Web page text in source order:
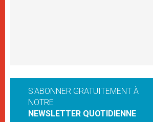
S'ABONNER GRATUITEMENT À
NOTRE
NEWSLETTER QUOTIDIENNE